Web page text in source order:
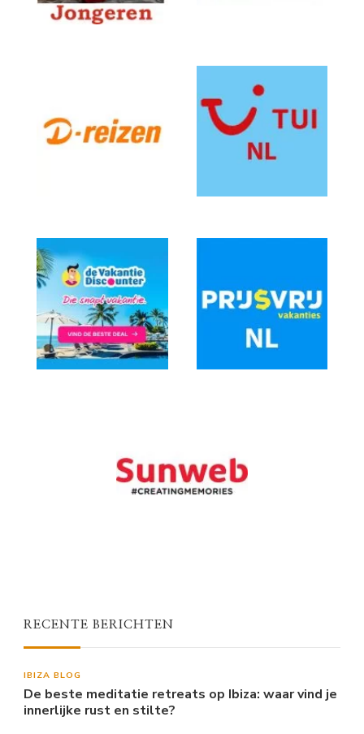
RECENTE BERICHTEN
IBIZA BLOG
De beste meditatie retreats op Ibiza: waar vind je
innerlijke rust en stilte?